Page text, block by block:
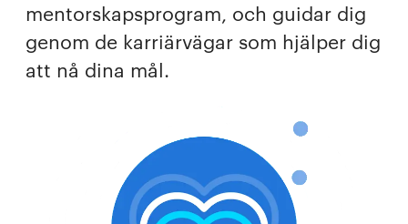
mentorskapsprogram, och guidar dig
genom de karriärvägar som hjälper dig
att nå dina mål.